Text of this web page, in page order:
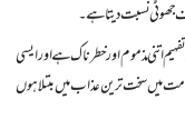
جھوٹی نسبت دیتا ہے۔
اتنی مذموم اور خطرناک ہے اور ایسی
میں سخت ترین عذاب میں مبتلا ہوں